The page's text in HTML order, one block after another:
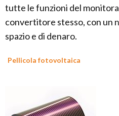
tutte le funzioni del
convertitore stesso, con un
spazio e di denaro.
Pellicola fotovoltaica